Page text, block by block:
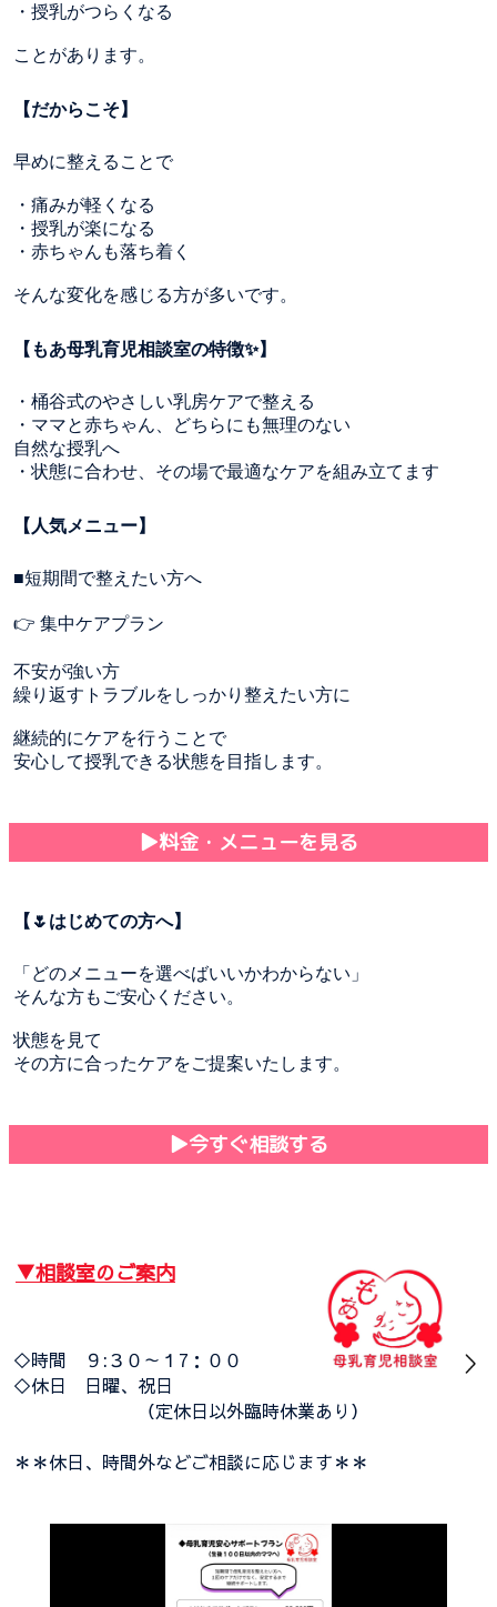
・授乳がつらくなる
ことがあります。
【だからこそ】
早めに整えることで
・痛みが軽くなる
・授乳が楽になる
・赤ちゃんも落ち着く
そんな変化を感じる方が多いです。
【もあ母乳育児相談室の特徴✨】
・桶谷式のやさしい乳房ケアで整える
・ママと赤ちゃん、どちらにも無理のない
自然な授乳へ
・状態に合わせ、その場で最適なケアを組み立てます
【人気メニュー】
■短期間で整えたい方へ
👉 集中ケアプラン
不安が強い方
繰り返すトラブルをしっかり整えたい方に
継続的にケアを行うことで
安心して授乳できる状態を目指します。
▶︎料金・メニューを見る
【🌷はじめての方へ】
「どのメニューを選べばいいかわからない」
そんな方もご安心ください。
状態を見て
その方に合ったケアをご提案いたします。
▶︎今すぐ相談する
▼相談室のご案内
◇時間 ９:３０～１7：００
◇休日 日曜、祝日
（定休日以外臨時休業あり）
＊＊休日、時間外などご相談に応じます＊＊